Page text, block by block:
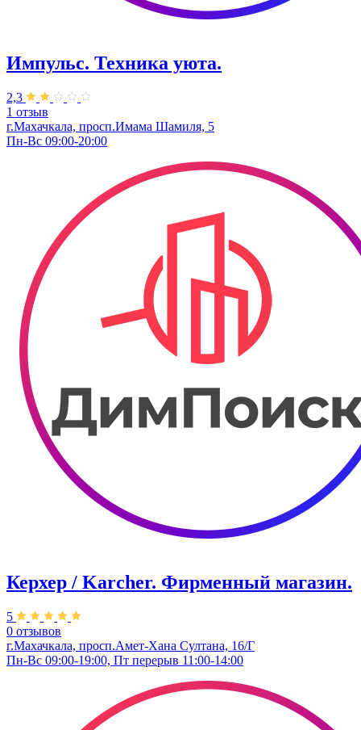
Импульс. Техника уюта.
2,3
1 отзыв
г.Махачкала, просп.Имама Шамиля, 5
Пн-Вс 09:00-20:00
Керхер / Karcher. Фирменный магазин.
5
0 отзывов
г.Махачкала, просп.Амет-Хана Султана, 16/Г
Пн-Вс 09:00-19:00, Пт перерыв 11:00-14:00